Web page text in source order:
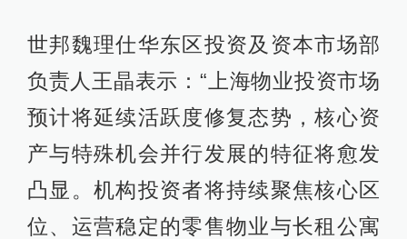
世邦魏理仕华东区投资及资本市场部
负责人王晶表示：“上海物业投资市场
预计将延续活跃度修复态势，核心资
产与特殊机会并行发展的特征将愈发
凸显。机构投资者将持续聚焦核心区
位、运营稳定的零售物业与长租公寓